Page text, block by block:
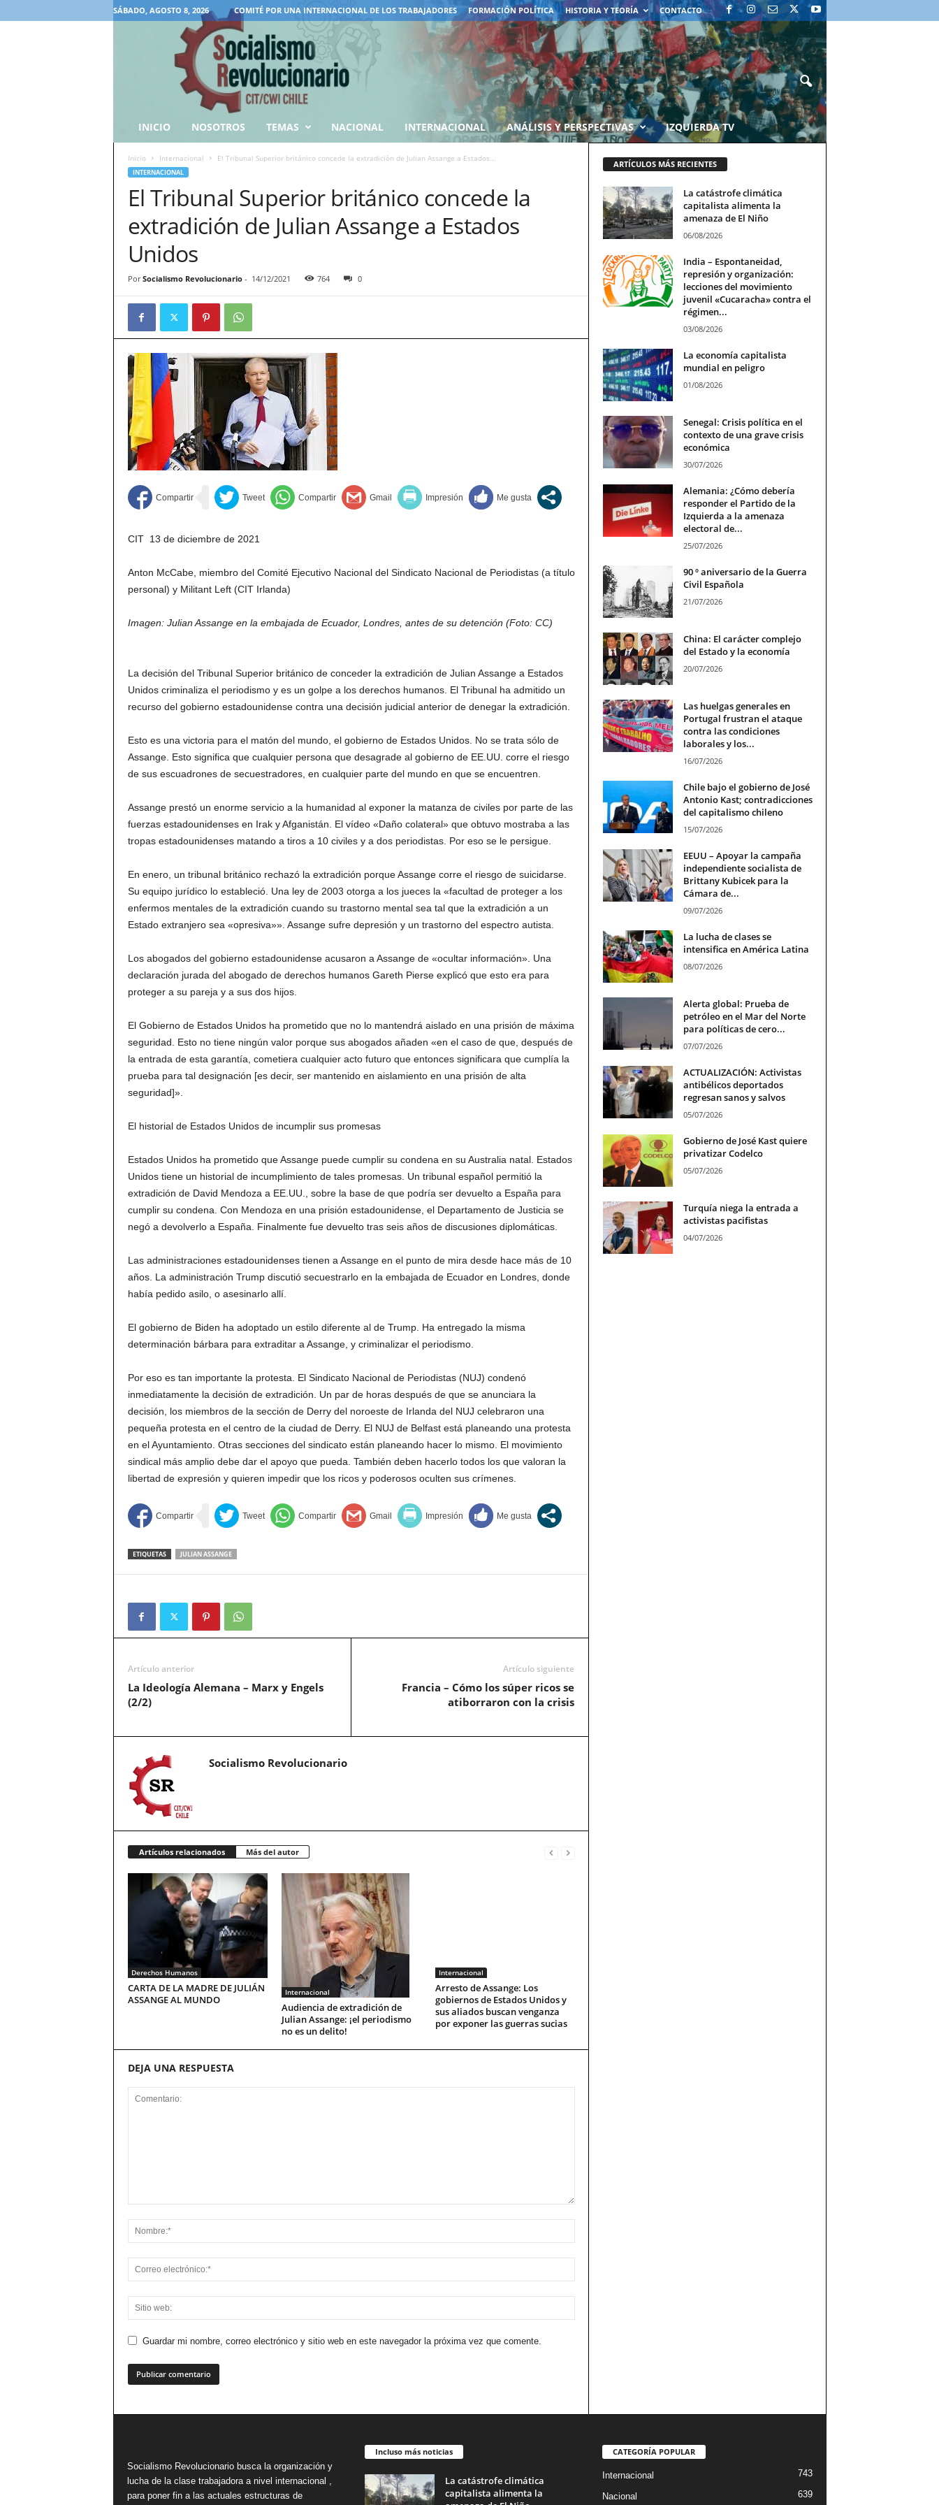
SÁBADO, AGOSTO 8, 2026 COMITÉ POR UNA INTERNACIONAL DE LOS TRABAJADORES FORMACIÓN POLÍTICA HISTORIA Y TEORÍA CONTACTO
INICIO NOSOTROS TEMAS NACIONAL INTERNACIONAL ANÁLISIS Y PERSPECTIVAS IZQUIERDA TV
Inicio Internacional El Tribunal Superior británico concede la extradición de Julian Assange a Estados...
INTERNACIONAL
El Tribunal Superior británico concede la
extradición de Julian Assange a Estados
Unidos
Por Socialismo Revolucionario- 14/12/2021 764 0
CIT 13 de diciembre de 2021
Anton McCabe, miembro del Comité Ejecutivo Nacional del Sindicato Nacional de Periodistas (a título
personal) y Militant Left (CIT Irlanda)
Imagen: Julian Assange en la embajada de Ecuador, Londres, antes de su detención (Foto: CC)
La decisión del Tribunal Superior británico de conceder la extradición de Julian Assange a Estados
Unidos criminaliza el periodismo y es un golpe a los derechos humanos. El Tribunal ha admitido un
recurso del gobierno estadounidense contra una decisión judicial anterior de denegar la extradición.
Esto es una victoria para el matón del mundo, el gobierno de Estados Unidos. No se trata sólo de
Assange. Esto significa que cualquier persona que desagrade al gobierno de EE.UU. corre el riesgo
de sus escuadrones de secuestradores, en cualquier parte del mundo en que se encuentren.
Assange prestó un enorme servicio a la humanidad al exponer la matanza de civiles por parte de las
fuerzas estadounidenses en Irak y Afganistán. El vídeo «Daño colateral» que obtuvo mostraba a las
tropas estadounidenses matando a tiros a 10 civiles y a dos periodistas. Por eso se le persigue.
En enero, un tribunal británico rechazó la extradición porque Assange corre el riesgo de suicidarse.
Su equipo jurídico lo estableció. Una ley de 2003 otorga a los jueces la «facultad de proteger a los
enfermos mentales de la extradición cuando su trastorno mental sea tal que la extradición a un
Estado extranjero sea «opresiva»». Assange sufre depresión y un trastorno del espectro autista.
Los abogados del gobierno estadounidense acusaron a Assange de «ocultar información». Una
declaración jurada del abogado de derechos humanos Gareth Pierse explicó que esto era para
proteger a su pareja y a sus dos hijos.
El Gobierno de Estados Unidos ha prometido que no lo mantendrá aislado en una prisión de máxima
seguridad. Esto no tiene ningún valor porque sus abogados añaden «en el caso de que, después de
la entrada de esta garantía, cometiera cualquier acto futuro que entonces significara que cumplía la
prueba para tal designación [es decir, ser mantenido en aislamiento en una prisión de alta
seguridad]».
El historial de Estados Unidos de incumplir sus promesas
Estados Unidos ha prometido que Assange puede cumplir su condena en su Australia natal. Estados
Unidos tiene un historial de incumplimiento de tales promesas. Un tribunal español permitió la
extradición de David Mendoza a EE.UU., sobre la base de que podría ser devuelto a España para
cumplir su condena. Con Mendoza en una prisión estadounidense, el Departamento de Justicia se
negó a devolverlo a España. Finalmente fue devuelto tras seis años de discusiones diplomáticas.
Las administraciones estadounidenses tienen a Assange en el punto de mira desde hace más de 10
años. La administración Trump discutió secuestrarlo en la embajada de Ecuador en Londres, donde
había pedido asilo, o asesinarlo allí.
El gobierno de Biden ha adoptado un estilo diferente al de Trump. Ha entregado la misma
determinación bárbara para extraditar a Assange, y criminalizar el periodismo.
Por eso es tan importante la protesta. El Sindicato Nacional de Periodistas (NUJ) condenó
inmediatamente la decisión de extradición. Un par de horas después de que se anunciara la
decisión, los miembros de la sección de Derry del noroeste de Irlanda del NUJ celebraron una
pequeña protesta en el centro de la ciudad de Derry. El NUJ de Belfast está planeando una protesta
en el Ayuntamiento. Otras secciones del sindicato están planeando hacer lo mismo. El movimiento
sindical más amplio debe dar el apoyo que pueda. También deben hacerlo todos los que valoran la
libertad de expresión y quieren impedir que los ricos y poderosos oculten sus crímenes.
ETIQUETAS JULIAN ASSANGE
Artículo anterior
La Ideología Alemana – Marx y Engels
(2/2)
Artículo siguiente
Francia – Cómo los súper ricos se
atiborraron con la crisis
Socialismo Revolucionario
Artículos relacionados Más del autor
Derechos Humanos
CARTA DE LA MADRE DE JULIÁN
ASSANGE AL MUNDO
Internacional
Audiencia de extradición de
Julian Assange: ¡el periodismo
no es un delito!
Internacional
Arresto de Assange: Los
gobiernos de Estados Unidos y
sus aliados buscan venganza
por exponer las guerras sucias
DEJA UNA RESPUESTA
Guardar mi nombre, correo electrónico y sitio web en este navegador la próxima vez que comente.
ARTÍCULOS MÁS RECIENTES
La catástrofe climática
capitalista alimenta la
amenaza de El Niño
06/08/2026
India – Espontaneidad,
represión y organización:
lecciones del movimiento
juvenil «Cucaracha» contra el
régimen...
03/08/2026
La economía capitalista
mundial en peligro
01/08/2026
Senegal: Crisis política en el
contexto de una grave crisis
económica
30/07/2026
Alemania: ¿Cómo debería
responder el Partido de la
Izquierda a la amenaza
electoral de...
25/07/2026
90 º aniversario de la Guerra
Civil Española
21/07/2026
China: El carácter complejo
del Estado y la economía
20/07/2026
Las huelgas generales en
Portugal frustran el ataque
contra las condiciones
laborales y los...
16/07/2026
Chile bajo el gobierno de José
Antonio Kast; contradicciones
del capitalismo chileno
15/07/2026
EEUU – Apoyar la campaña
independiente socialista de
Brittany Kubicek para la
Cámara de...
09/07/2026
La lucha de clases se
intensifica en América Latina
08/07/2026
Alerta global: Prueba de
petróleo en el Mar del Norte
para políticas de cero...
07/07/2026
ACTUALIZACIÓN: Activistas
antibélicos deportados
regresan sanos y salvos
05/07/2026
Gobierno de José Kast quiere
privatizar Codelco
05/07/2026
Turquía niega la entrada a
activistas pacifistas
04/07/2026
Socialismo Revolucionario busca la organización y
lucha de la clase trabajadora a nivel internacional ,
para poner fin a las actuales estructuras de
Incluso más noticias
La catástrofe climática
capitalista alimenta la
CATEGORÍA POPULAR
Internacional 743
Nacional 639